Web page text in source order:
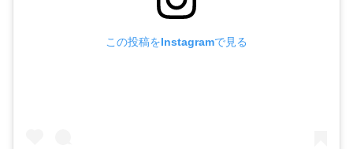
この投稿をInstagramで見る